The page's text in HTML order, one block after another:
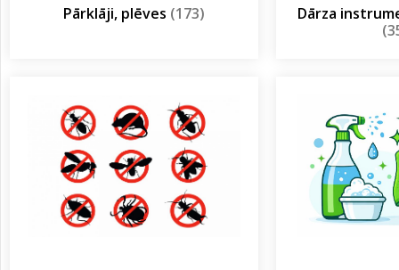
Pārklāji, plēves (173)
Dārza